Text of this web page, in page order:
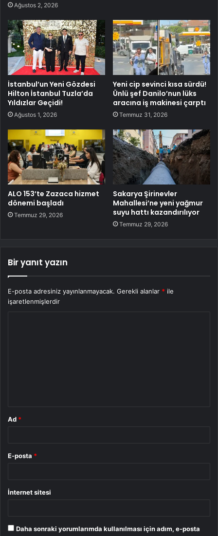
Ağustos 2, 2026
İstanbul’un Yeni Gözdesi
Hilton İstanbul Tuzla’da
Yıldızlar Geçidi!
Ağustos 1, 2026
Yeni cip sevinci kısa sürdü!
Ünlü şef Danilo’nun lüks
aracına iş makinesi çarptı
Temmuz 31, 2026
ALO 153’te Zazaca hizmet
dönemi başladı
Temmuz 29, 2026
Sakarya Şirinevler
Mahallesi’ne yeni yağmur
suyu hattı kazandırılıyor
Temmuz 29, 2026
Bir yanıt yazın
E-posta adresiniz yayınlanmayacak. Gerekli alanlar * ile
işaretlenmişlerdir
Ad *
E-posta *
İnternet sitesi
Daha sonraki yorumlarımda kullanılması için adım, e-posta